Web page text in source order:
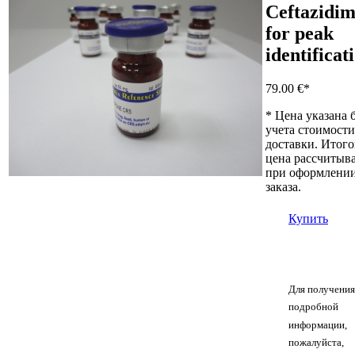
for peak
79.00 €*
* Цена указана
учета стоимости
доставки.
цена
при
заказа.
Купить
Для
подробной
информации,
пожалуйста,